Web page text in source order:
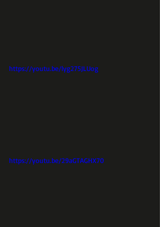
https://youtu.be/lyg275JLUog
https://youtu.be/29aGTAGHX70